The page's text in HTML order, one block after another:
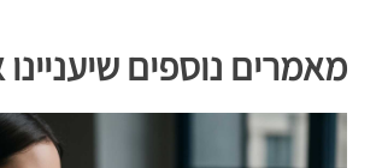
מאמרים נוספים